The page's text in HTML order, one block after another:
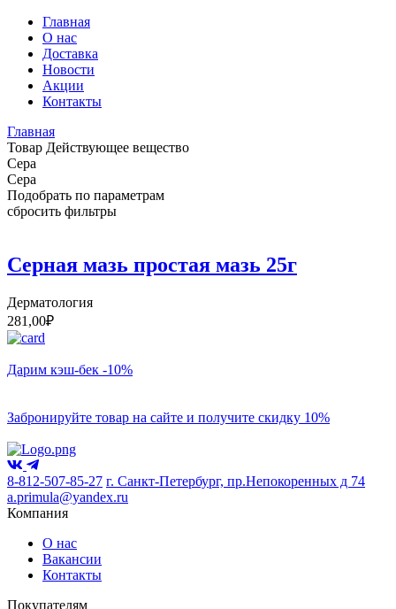
Главная
О нас
Доставка
Новости
Акции
Контакты
Главная
Товар Действующее вещество
Сера
Сера
Подобрать по параметрам
сбросить фильтры
Серная мазь простая мазь 25г
Дерматология
281,00₽
Дарим кэш-бек -10%
Забронируйте товар на сайте и получите скидку 10%
8-812-507-85-27 г. Санкт-Петербург, пр.Непокоренных д 74
a.primula@yandex.ru
Компания
О нас
Вакансии
Контакты
Покупателям